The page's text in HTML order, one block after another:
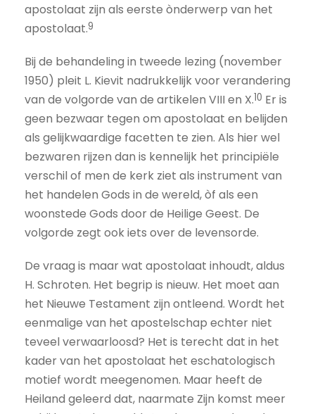
apostolaat zijn als eerste ònderwerp van het
apostolaat.9
Bij de behandeling in tweede lezing (november
1950) pleit L. Kievit nadrukkelijk voor verandering
van de volgorde van de artikelen VIII en X.10 Er is
geen bezwaar tegen om apostolaat en belijden
als gelijkwaardige facetten te zien. Als hier wel
bezwaren rijzen dan is kennelijk het principiële
verschil of men de kerk ziet als instrument van
het handelen Gods in de wereld, òf als een
woonstede Gods door de Heilige Geest. De
volgorde zegt ook iets over de levensorde.
De vraag is maar wat apostolaat inhoudt, aldus
H. Schroten. Het begrip is nieuw. Het moet aan
het Nieuwe Testament zijn ontleend. Wordt het
eenmalige van het apostelschap echter niet
teveel verwaarloosd? Het is terecht dat in het
kader van het apostolaat het eschatologisch
motief wordt meegenomen. Maar heeft de
Heiland geleerd dat, naarmate Zijn komst meer